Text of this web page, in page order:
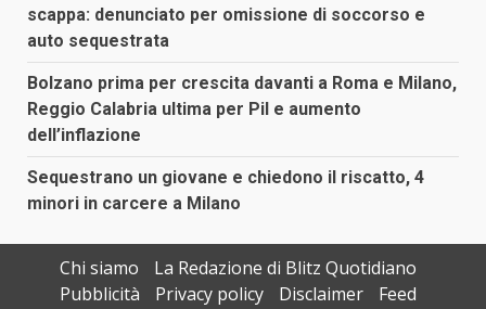
scappa: denunciato per omissione di soccorso e
auto sequestrata
Bolzano prima per crescita davanti a Roma e Milano,
Reggio Calabria ultima per Pil e aumento
dell’inflazione
Sequestrano un giovane e chiedono il riscatto, 4
minori in carcere a Milano
Chi siamo
La Redazione di Blitz Quotidiano
Pubblicità
Privacy policy Disclaimer Feed